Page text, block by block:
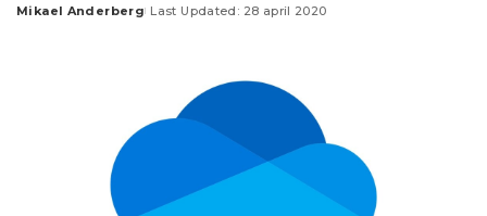
Posted
Mikael Anderberg Last Updated: 28 april 2020